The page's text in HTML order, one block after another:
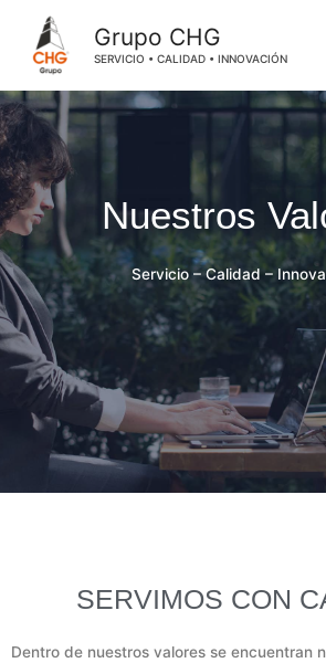
Grupo CHG
SERVICIO • CALIDAD • INNOVACIÓN
Nuestros
Servicio – Calidad –
SERVIMOS CON
Dentro de nuestros valores se encuentran